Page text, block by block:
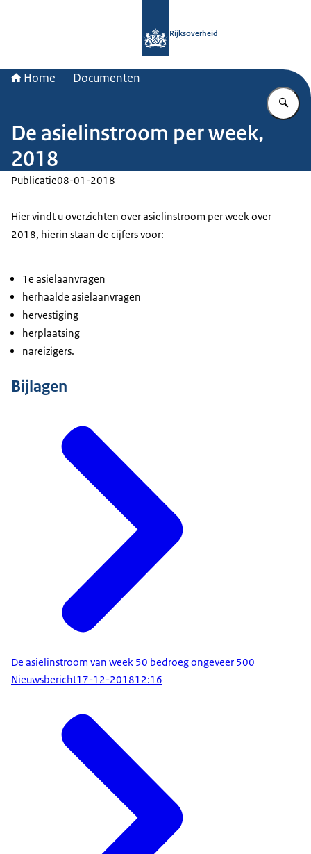
Rijksoverheid
Home Documenten
De asielinstroom per week,
2018
Publicatie08-01-2018
Hier vindt u overzichten over asielinstroom per week over
2018, hierin staan de cijfers voor:
1e asielaanvragen
herhaalde asielaanvragen
hervestiging
herplaatsing
nareizigers.
Bijlagen
De asielinstroom van week 50 bedroeg ongeveer 500
Nieuwsbericht17-12-201812:16